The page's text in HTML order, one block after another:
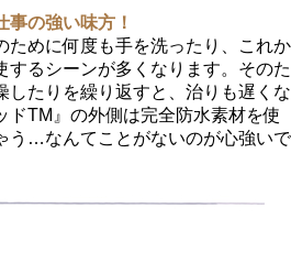
事の強い味方！
めに何度も手を洗ったり、これか
するシーンが多くなります。そのた
したりを繰り返すと、治りも遅くな
ドTM』の外側は完全防水素材を使
う…なんてことがないのが心強いで